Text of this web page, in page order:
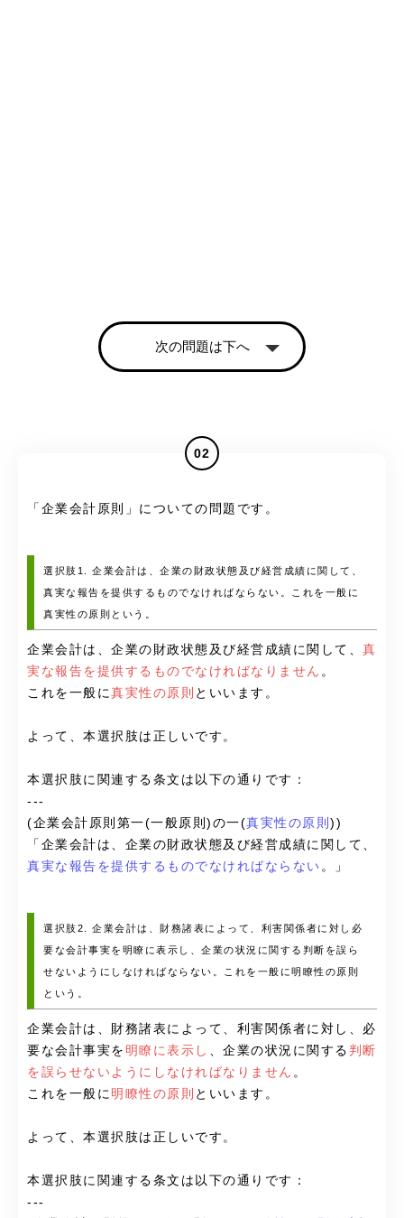
次の問題は下へ
02
「 企業会計原則 」についての問題です。
選択肢1. 企業会計は、企業の財政状態及び経営成績に関して、
真実な報告を提供するものでなければならない。これを一般に
真実性の原則という。
企業会計は、企業の財政状態及び経営成績に関して、 真
実な報告を提供するものでなければなりません 。
これを一般に真実性の原則 といいます。
よって、本選択肢は正しいです。
本選択肢に関連する条文は以下の通りです：
---
(企業会計原則第一(一般原則)の一(真実性の原則 ))
「企業会計は、企業の財政状態及び経営成績に関して、
真実な報告を提供するものでなければならない 。」
選択肢2. 企業会計は、財務諸表によって、利害関係者に対し必
要な会計事実を明瞭に表示し、企業の状況に関する判断を誤ら
せないようにしなければならない。これを一般に明瞭性の原則
という。
企業会計は、財務諸表によって、利害関係者に対し、必
要な会計事実を 明瞭に表示し 、企業の状況に関する 判断
を誤らせないようにしなければなりません 。
これを一般に 明瞭性の原則 といいます。
よって、本選択肢は正しいです。
本選択肢に関連する条文は以下の通りです：
---